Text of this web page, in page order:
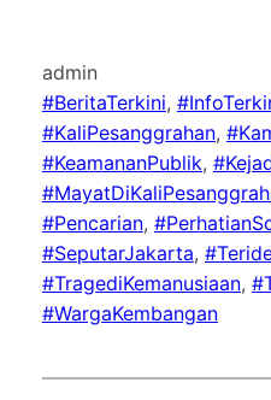
admin
#BeritaTerkini,
#KaliPesanggrahan,
#KeamananPublik,
#Pencarian,
#SeputarJakarta,
#TragediKemanusiaan,
#WargaKembangan